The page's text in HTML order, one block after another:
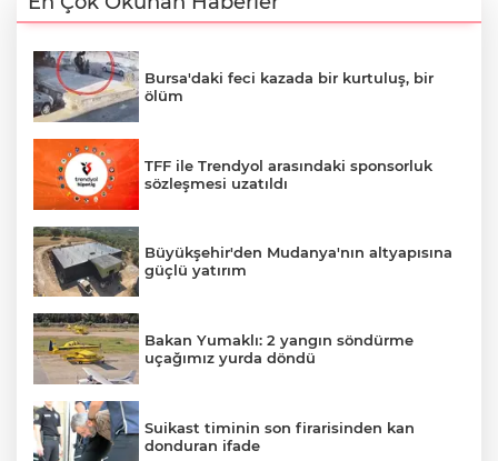
Bursa'daki feci kazada bir kurtuluş, bir
ölüm
TFF ile Trendyol arasındaki sponsorluk
sözleşmesi uzatıldı
Büyükşehir'den Mudanya'nın altyapısına
güçlü yatırım
Bakan Yumaklı: 2 yangın söndürme
uçağımız yurda döndü
Suikast timinin son firarisinden kan
donduran ifade